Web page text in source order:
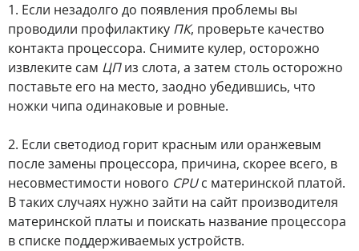
1. Если незадолго до появления проблемы вы
проводили профилактику ПК, проверьте качество
контакта процессора. Снимите кулер, осторожно
извлеките сам ЦПиз слота, а затем столь осторожно
поставьте его на место, заодно убедившись, что
ножки чипа одинаковые и ровные.
2. Если светодиод горит красным или оранжевым
после замены процессора, причина, скорее всего, в
несовместимости нового CPUс материнской платой.
В таких случаях нужно зайти на сайт производителя
материнской платы и поискать название процессора
в списке поддерживаемых устройств.